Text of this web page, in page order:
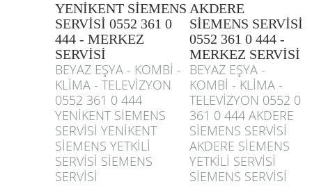
YENİKENT SİEMENS
SERVİSİ 0552 361 0
444 - MERKEZ
SERVİSİ
AKDERE
SİEMENS SERVİSİ
0552 361 0 444 -
MERKEZ SERVİSİ
BEYAZ EŞYA - KOMBİ -
KLİMA - TELEVİZYON
0552 361 0 444
YENİKENT SİEMENS
SERVİSİ YENİKENT
SİEMENS YETKİLİ
SERVİSİ SİEMENS
SERVİSİ
BEYAZ EŞYA -
KOMBİ - KLİMA -
TELEVİZYON 0552 0
361 0 444 AKDERE
SİEMENS SERVİSİ
AKDERE SİEMENS
YETKİLİ SERVİSİ
SİEMENS SERVİSİ